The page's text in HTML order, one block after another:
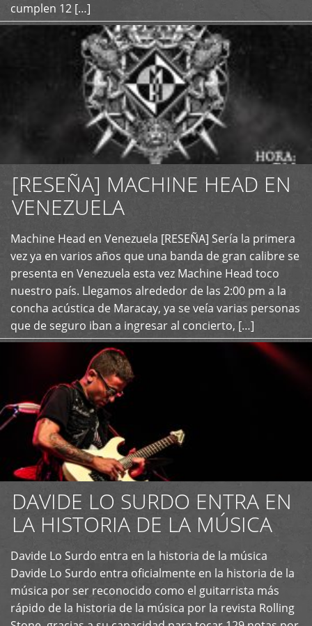
cumplen 12 […]
[RESEÑA] MACHINE HEAD EN
VENEZUELA
Machine Head en Venezuela [RESEÑA] Sería la primera
vez ya en varios años que una banda de gran calibre se
presenta en Venezuela esta vez Machine Head toco
nuestro país. Llegamos alrededor de las 2:00 pm a la
concha acústica de Maracay, ya se veía varias personas
que de seguro iban a ingresar al concierto, […]
+
DAVIDE LO SURDO ENTRA EN
LA HISTORIA DE LA MÚSICA
Davide Lo Surdo entra en la historia de la música
Davide Lo Surdo entra oficialmente en la historia de la
música por ser reconocido como el guitarrista más
rápido de la historia de la música por la revista Rolling
+